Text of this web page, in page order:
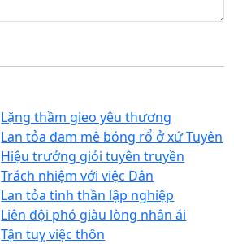
Lặng thầm gieo yêu thương
Lan tỏa đam mê bóng rổ ở xứ Tuyên
Hiệu trưởng giỏi tuyên truyền
Trách nhiệm với việc Dân
Lan tỏa tinh thần lập nghiệp
Liên đội phó giàu lòng nhân ái
Tận tuỵ việc thôn